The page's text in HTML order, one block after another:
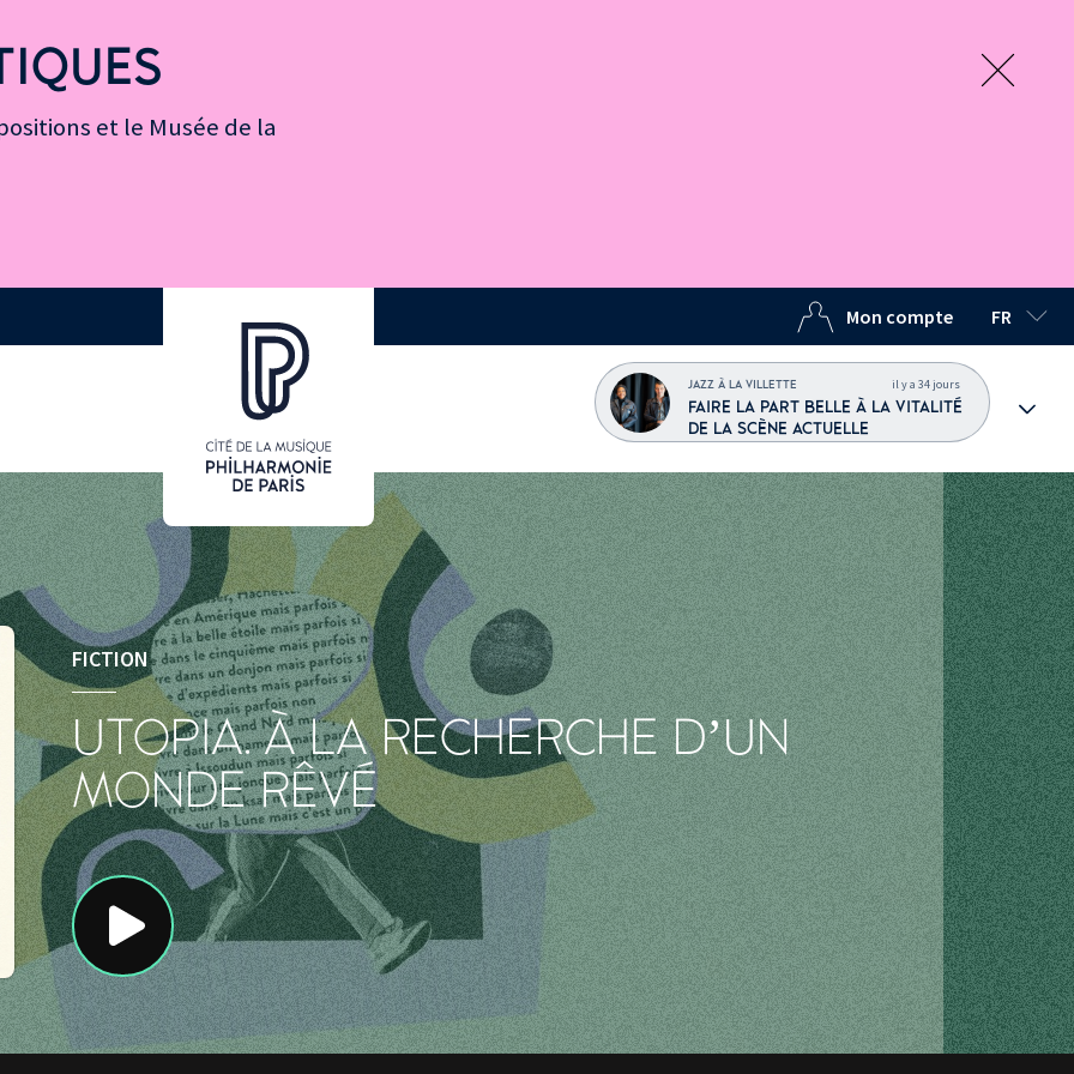
et le Musée de la
Mon compte FR
LANGUE
JAZZ À LA VILLETTE il y a 34 jours
FAIRE LA PART BELLE À LA VITALITÉ
DE LA SCÈNE ACTUELLE
FICTION
UTOPIA. À LA RECHERCHE D’UN
MONDE RÊVÉ